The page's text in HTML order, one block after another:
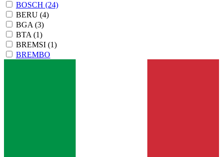
BOSCH (24)
BERU (4)
BGA (3)
BTA (1)
BREMSI (1)
BREMBO